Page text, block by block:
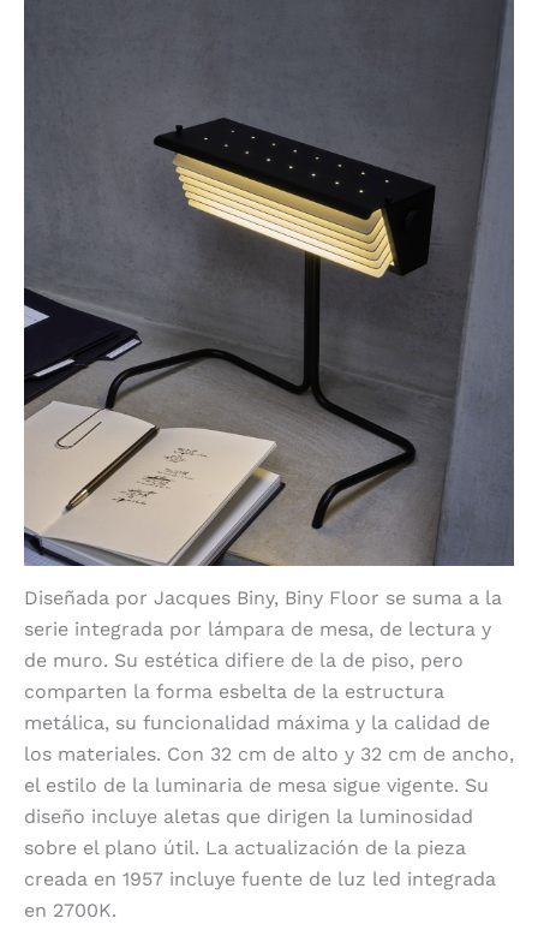
Diseñada por Jacques Biny, Biny Floor se suma a la
serie integrada por lámpara de mesa, de lectura y
de muro. Su estética difiere de la de piso, pero
comparten la forma esbelta de la estructura
metálica, su funcionalidad máxima y la calidad de
los materiales. Con 32 cm de alto y 32 cm de ancho,
el estilo de la luminaria de mesa sigue vigente. Su
diseño incluye aletas que dirigen la luminosidad
sobre el plano útil. La actualización de la pieza
creada en 1957 incluye fuente de luz led integrada
en 2700K.